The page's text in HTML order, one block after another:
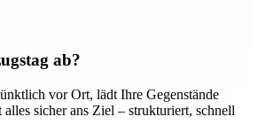
ab?
vor Ort, lädt Ihre Gegenstände
sicher ans Ziel – strukturiert, schnell